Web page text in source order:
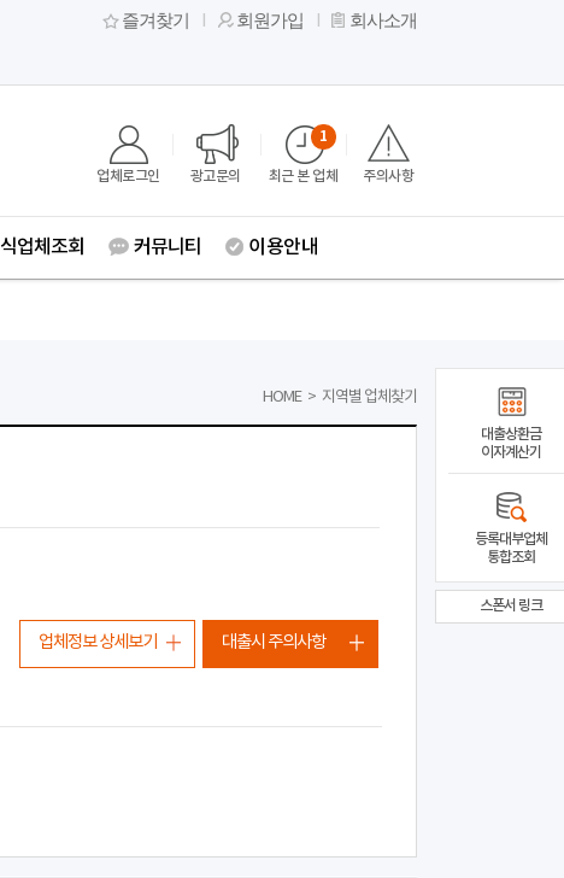
즐겨찾기 회원가입 회사소개
업체로그인 광고문의 최근 본 업체
1
주의사항
업체조회 커뮤니티 이용안내
HOME > 지역별 업체찾기
업체정보 상세보기 대출시 주의사항
대출상환금
이자계산기
등록대부업체
통합조회
스폰서 링크